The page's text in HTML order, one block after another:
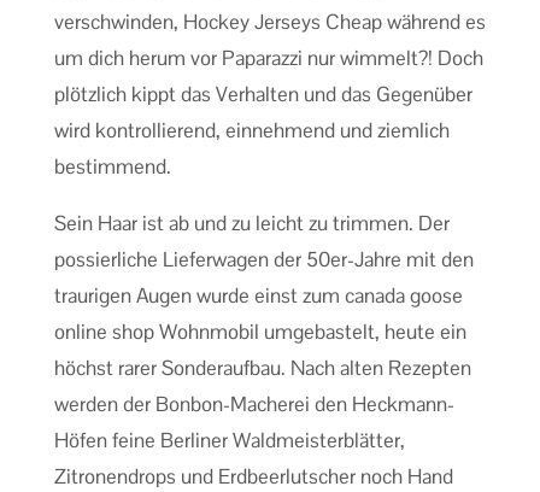
verschwinden, Hockey Jerseys Cheap während es
um dich herum vor Paparazzi nur wimmelt?! Doch
plötzlich kippt das Verhalten und das Gegenüber
wird kontrollierend, einnehmend und ziemlich
bestimmend.
Sein Haar ist ab und zu leicht zu trimmen. Der
possierliche Lieferwagen der 50er-Jahre mit den
traurigen Augen wurde einst zum canada goose
online shop Wohnmobil umgebastelt, heute ein
höchst rarer Sonderaufbau. Nach alten Rezepten
werden der Bonbon-Macherei den Heckmann-
Höfen feine Berliner Waldmeisterblätter,
Zitronendrops und Erdbeerlutscher noch Hand